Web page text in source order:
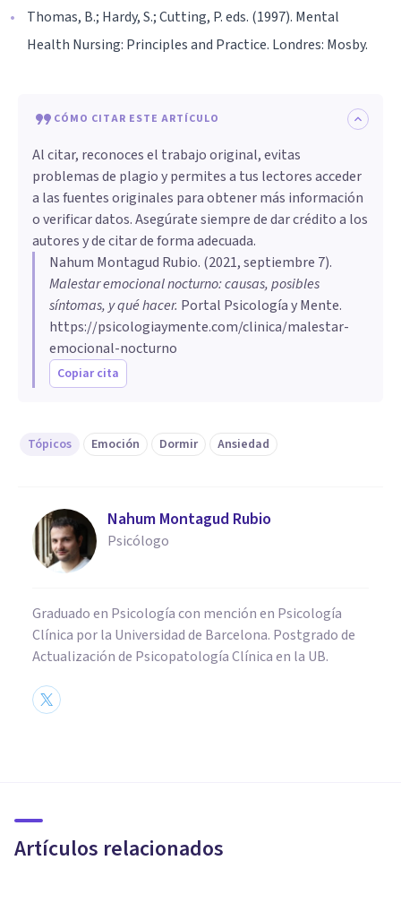
Thomas, B.; Hardy, S.; Cutting, P. eds. (1997). Mental
Health Nursing: Principles and Practice. Londres: Mosby.
CÓMO CITAR ESTE ARTÍCULO
Al citar, reconoces el trabajo original, evitas
problemas de plagio y permites a tus lectores acceder
a las fuentes originales para obtener más información
o verificar datos. Asegúrate siempre de dar crédito a los
autores y de citar de forma adecuada.
Nahum Montagud Rubio. (2021, septiembre 7).
Malestar emocional nocturno: causas, posibles
síntomas, y qué hacer. Portal Psicología y Mente.
https://psicologiaymente.com/clinica/malestar-
emocional-nocturno
Copiar cita
Tópicos Emoción Dormir Ansiedad
Nahum Montagud Rubio
Psicólogo
Graduado en Psicología con mención en Psicología
Clínica por la Universidad de Barcelona. Postgrado de
Actualización de Psicopatología Clínica en la UB.
Artículos relacionados
beneficios)